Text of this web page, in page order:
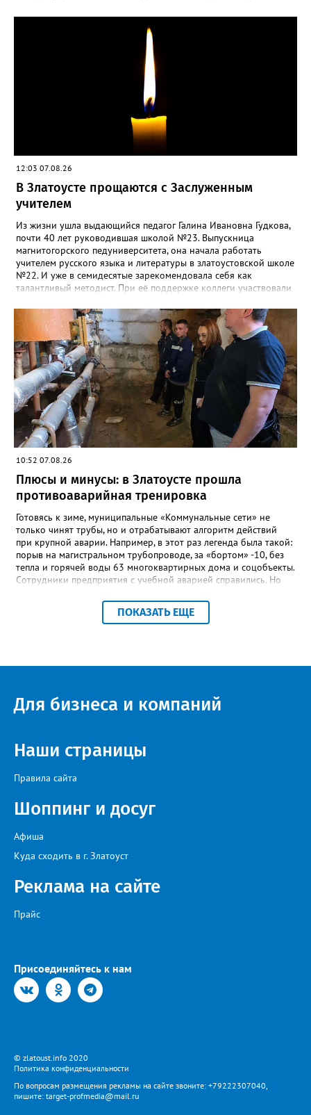
силы перед долгой зимовкой.
12:03 07.08.26
В Златоусте прощаются с Заслуженным
учителем
Из жизни ушла выдающийся педагог Галина Ивановна Гудкова,
почти 40 лет руководившая школой №23. Выпускница
магнитогорского педуниверситета, она начала работать
учителем русского языка и литературы в златоустовской школе
№22. И уже в семидесятые зарекомендовала себя как
талантливый методист. При её поддержке коллеги участвовали
«Благодаря её мудрому руководству в школе сформировался
сильный педагогический коллектив, объединённый общими
ценностями и любовью к своему делу. Для многих Галина
Ивановна навсегда останется не только талантливым
руководителем, но и настоящим Учителем с большой буквы», -
говорится в сообществе школы №23 во ВКонтакте. Свои
соболезнования семье Галины Ивановны выразил глава
Златоуста Олег Решетников. «Её вклад зафиксирован в
важнейших документах школы, но главное - он остался в
людях: в тех учителях, которых она поддержала, в тех
учениках, которых она вдохновила. Заслуженный учитель РФ,
«Отличник народного просвещения», обладатель медали «За
доблестный труд», Галина Ивановна оставила не только
награды и документы, но и работающий, живой механизм
школы, который продолжает жить её принципами», - говорится
в некрологе.
10:52 07.08.26
Плюсы и минусы: в Златоусте прошла
противоаварийная тренировка
Готовясь к зиме, муниципальные «Коммунальные сети» не
только чинят трубы, но и отрабатывают алгоритм действий
при крупной аварии. Например, в этот раз легенда была такой:
порыв на магистральном трубопроводе, за «бортом» -10, без
тепла и горячей воды 63 многоквартирных дома и соцобъекты.
Сотрудники предприятия с учебной аварией справились. Но
отметили и недочёты. «Например, управляющие компании
несвоевременно приняли меры для предотвращения
— сообщила начальник Главного управления ГЖИ Ирина
оперативно делиться информацией со всеми
заинтересованными – от поставщика тепла до конечных
ПОКАЗАТЬ ЕЩЕ
Для бизнеса и компаний
Наши страницы
Правила сайта
Шоппинг и досуг
Афиша
Куда сходить в г. Златоуст
Реклама на сайте
Прайс
Присоединяйтесь к нам
© zlatoust.info 2020
Политика конфиденциальности
По вопросам размещения рекламы на сайте звоните: +79222307040,
пишите: target-profmedia@mail.ru